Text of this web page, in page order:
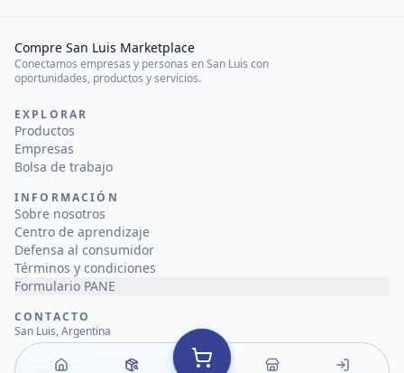
Compre San Luis Marketplace
Conectamos empresas y personas en San Luis con
oportunidades, productos y servicios.
EXPLORAR
Productos
Empresas
Bolsa de trabajo
INFORMACIÓN
Sobre nosotros
Centro de aprendizaje
Defensa al consumidor
Términos y condiciones
Formulario PANE
CONTACTO
San Luis, Argentina